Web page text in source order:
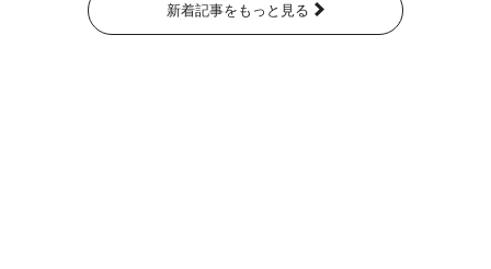
新着記事をもっと見る